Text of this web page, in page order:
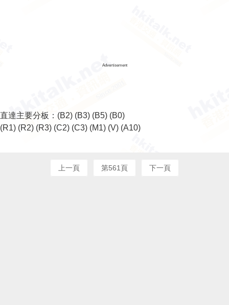
Advertisement
直達主要分板： (B2) (B3) (B5) (B0)
(R1) (R2) (R3) (C2) (C3) (M1) (V) (A10)
上一頁 第561頁 下一頁